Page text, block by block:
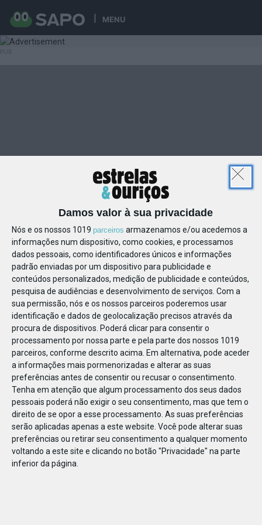
Damos valor à sua privacidade
Nós e os nossos 1019 parceiros armazenamos e/ou acedemos a
informações num dispositivo, como cookies, e processamos
dados pessoais, como identificadores únicos e informações
padrão enviadas por um dispositivo para publicidade e
conteúdos personalizados, medição de publicidade e conteúdos,
pesquisa de audiências e desenvolvimento de serviços. Com a
sua permissão, nós e os nossos parceiros poderemos usar
identificação e dados de geolocalização precisos através da
procura de dispositivos. Poderá clicar para consentir o
processamento por nossa parte e pela parte dos nossos 1019
parceiros, conforme descrito acima. Em alternativa, pode aceder
a informações mais pormenorizadas e alterar as suas
preferências antes de consentir ou recusar o consentimento.
Tenha em atenção que algum processamento dos seus dados
pessoais poderá não exigir o seu consentimento, mas que tem o
direito de se opor a esse processamento. As suas preferências
serão aplicadas apenas a este website. Você pode alterar suas
preferências ou retirar seu consentimento a qualquer momento
voltando a este site e clicando no botão "Privacidade" na parte
inferior da página.
MENU
123400431708572